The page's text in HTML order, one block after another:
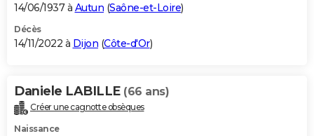
14/06/1937 à Autun (Saône-et-Loire)
Décès
14/11/2022 à Dijon (Côte-d'Or)
Daniele LABILLE (66 ans)
Créer une cagnotte obsèques
Naissance